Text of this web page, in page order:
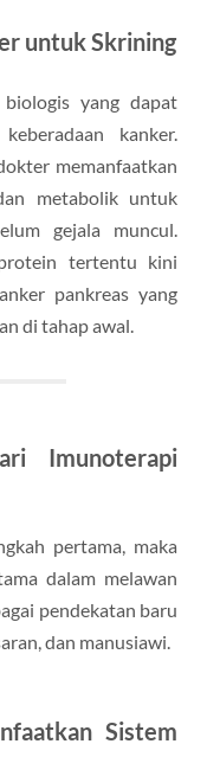
untuk Skrining
yang dapat
kanker.
memanfaatkan
metabolik untuk
gejala muncul.
tertentu kini
pankreas yang
di tahap awal.
Imunoterapi
pertama, maka
dalam melawan
pendekatan baru
dan manusiawi.
Sistem